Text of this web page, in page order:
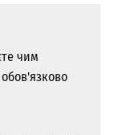
чим